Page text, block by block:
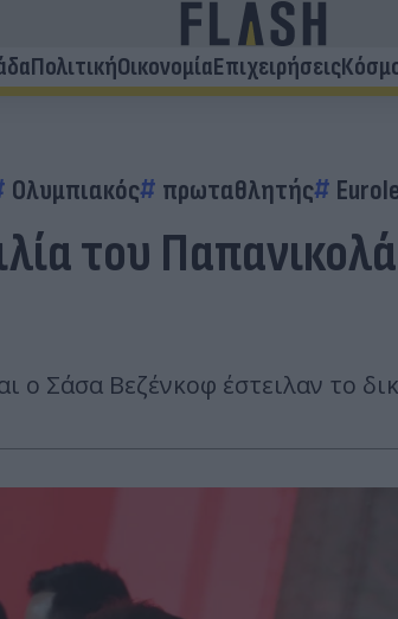
ΠολιτικήΟικονομίαΕπιχειρήσεις
Ολυμπιακός πρωταθλητής
του
ο Σάσα Βεζένκοφ έστειλαν το